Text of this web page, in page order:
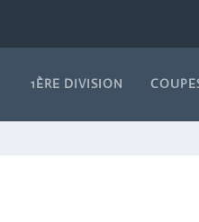
1ÈRE DIVISION